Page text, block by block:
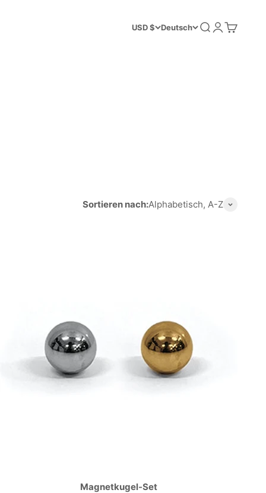
USD $ Deutsch SucheAnmelden
Sortieren nach:Alphabetisch, A-Z
Magnetkugel-Set